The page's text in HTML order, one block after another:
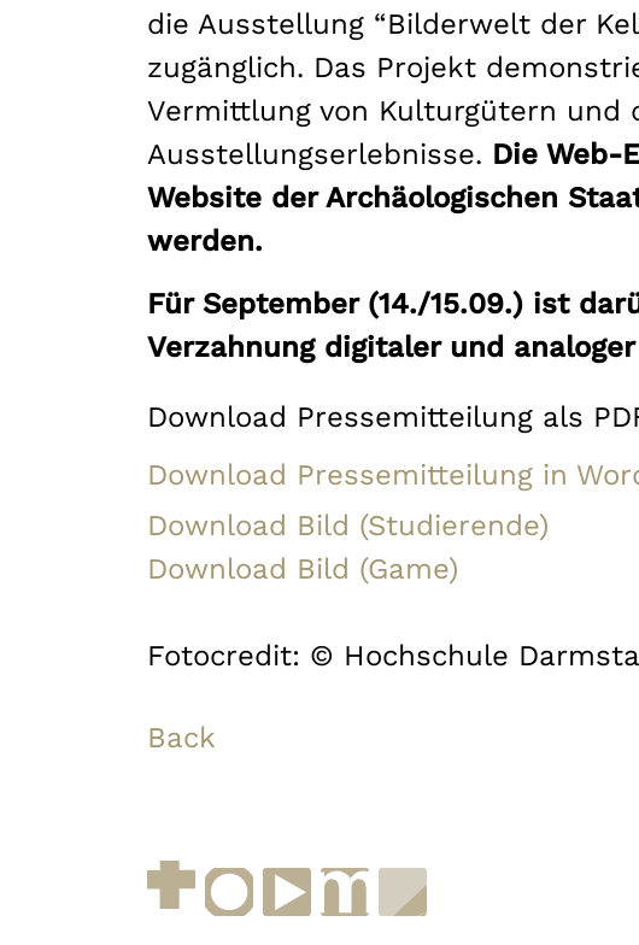
die Ausstellung “Bilderwelt der
zugänglich. Das Projekt
Vermittlung von Kulturgütern
Ausstellungserlebnisse. Die Web-
Website der Archäologischen
werden.
Für September (14./15.09.) ist
Verzahnung digitaler und
Download Pressemitteilung als
Download Pressemitteilung in
Download Bild (Studierende)
Download Bild (Game)
Fotocredit: © Hochschule
Back
Facebook
Instagram
YouTubemuenchen.de
Museen in Bayern